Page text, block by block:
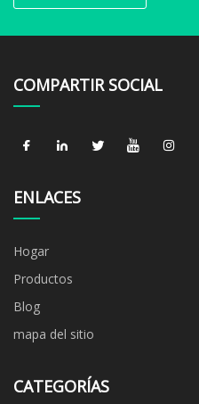
COMPARTIR SOCIAL
ENLACES
Hogar
Productos
Blog
mapa del sitio
CATEGORÍAS